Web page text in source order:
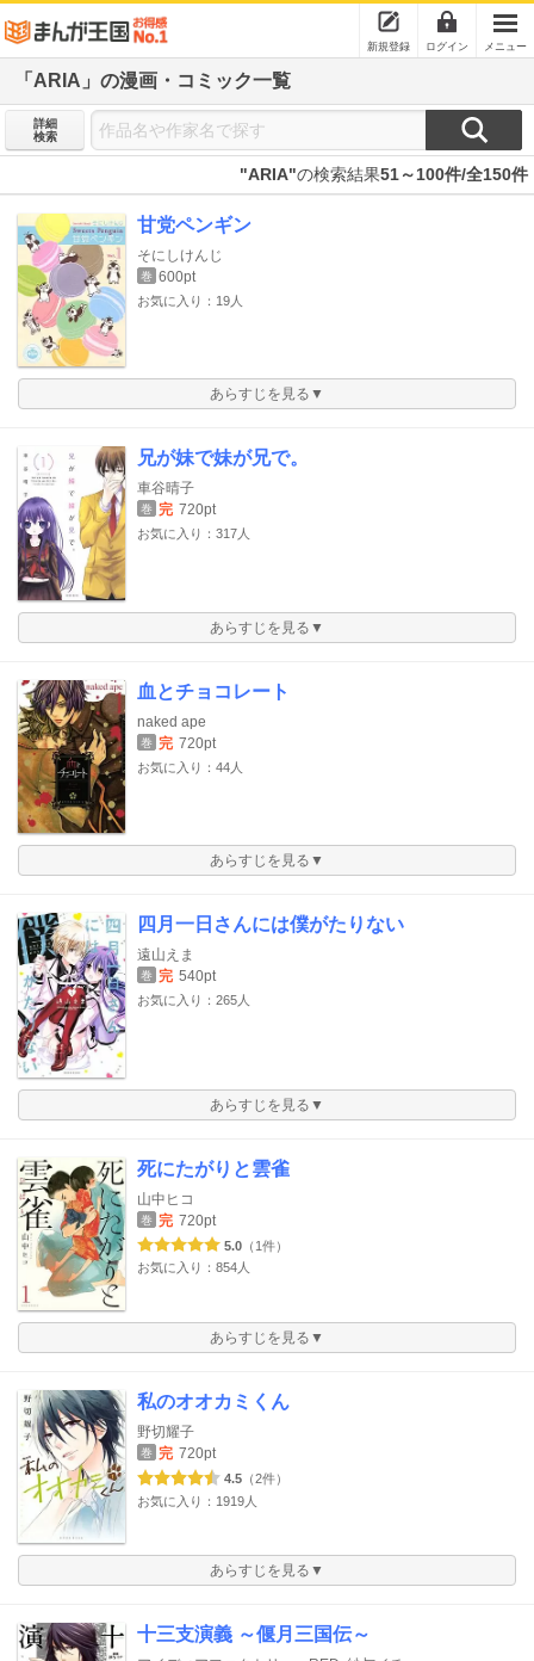
新規登録 ログイン メニュー
「ARIA」の漫画・コミック一覧
詳細
検索
"ARIA"の検索結果51～100件/全150件
甘党ペンギン
そにしけんじ
巻 600pt
お気に入り：19人
あらすじを見る▼
兄が妹で妹が兄で。
車谷晴子
巻 完 720pt
お気に入り：317人
あらすじを見る▼
血とチョコレート
naked ape
巻 完 720pt
お気に入り：44人
あらすじを見る▼
四月一日さんには僕がたりない
遠山えま
巻 完 540pt
お気に入り：265人
あらすじを見る▼
死にたがりと雲雀
山中ヒコ
巻 完 720pt
5.0 （1件）
お気に入り：854人
あらすじを見る▼
私のオオカミくん
野切耀子
巻 完 720pt
4.5 （2件）
お気に入り：1919人
あらすじを見る▼
十三支演義 ～偃月三国伝～